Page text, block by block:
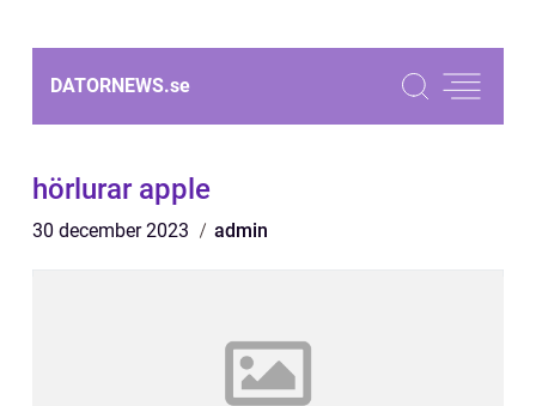
DATORNEWS.se
hörlurar apple
30 december 2023 admin